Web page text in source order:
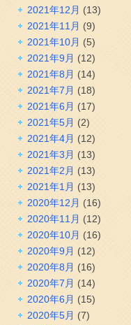
2021年12月 (13)
2021年11月 (9)
2021年10月 (5)
2021年9月 (12)
2021年8月 (14)
2021年7月 (18)
2021年6月 (17)
2021年5月 (2)
2021年4月 (12)
2021年3月 (13)
2021年2月 (13)
2021年1月 (13)
2020年12月 (16)
2020年11月 (12)
2020年10月 (16)
2020年9月 (12)
2020年8月 (16)
2020年7月 (14)
2020年6月 (15)
2020年5月 (7)